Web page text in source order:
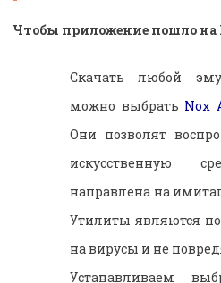
Чтобы приложение пошло на
Скачать любой
можно выбрать Nox
Они позволят
искусственную
направлена на
Утилиты являются
на вирусы и не
Устанавливаем